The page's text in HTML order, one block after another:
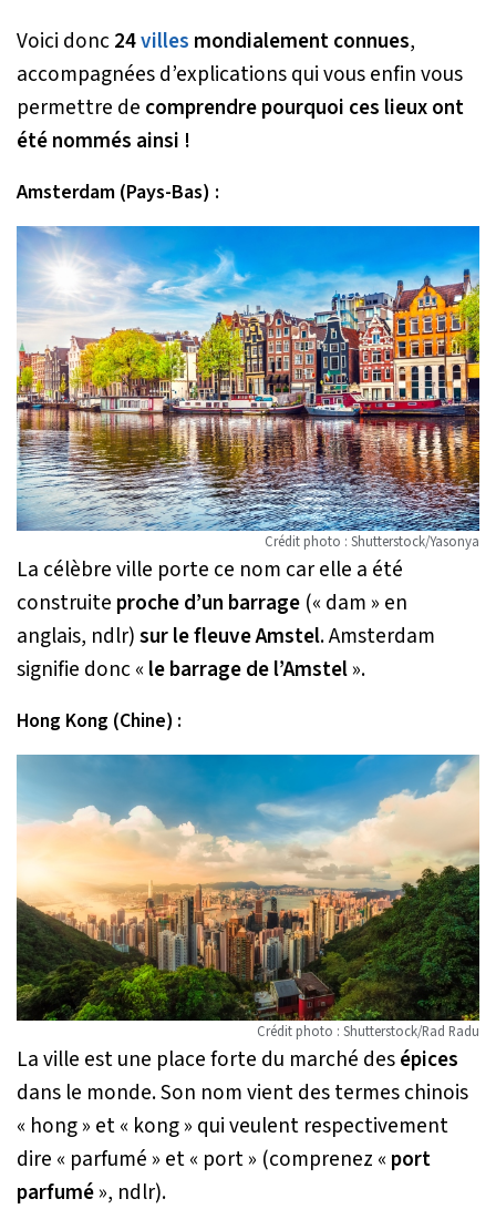
Voici donc24villes mondialement connues,
accompagnées d’explications qui vous enfin vous
permettre de comprendre pourquoi ces lieux ont
été nommés ainsi !
Amsterdam (Pays-Bas) :
Crédit photo : Shutterstock/Yasonya
La célèbre ville porte ce nom car elle a été
construite proche d’un barrage (« dam » en
anglais, ndlr)sur le fleuve Amstel. Amsterdam
signifie donc « le barrage de l’Amstel».
Hong Kong (Chine) :
Crédit photo : Shutterstock/Rad Radu
La ville est une place forte du marché desépices
dans le monde. Son nom vient des termes chinois
« hong » et « kong » qui veulent respectivement
dire « parfumé » et « port » (comprenez « port
parfumé», ndlr).